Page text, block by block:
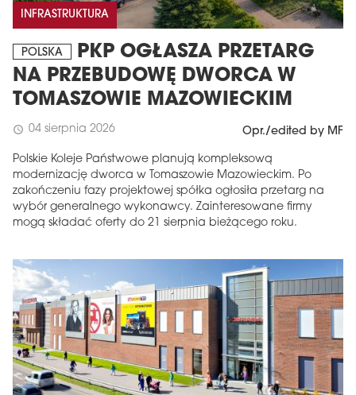
INFRASTRUKTURA
POLSKA
PKP OGŁASZA PRZETARG
NA PRZEBUDOWĘ DWORCA W
TOMASZOWIE MAZOWIECKIM
schedule 04 sierpnia 2026 Opr./edited by MF
Polskie Koleje Państwowe planują kompleksową
modernizację dworca w Tomaszowie Mazowieckim. Po
zakończeniu fazy projektowej spółka ogłosiła przetarg na
wybór generalnego wykonawcy. Zainteresowane firmy
mogą składać oferty do 21 sierpnia bieżącego roku.